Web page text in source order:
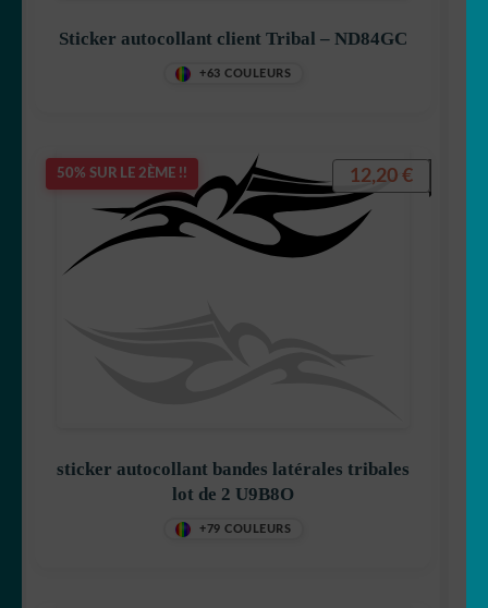
Sticker autocollant client Tribal – ND84GC
+63 COULEURS
50% SUR LE 2ÈME !!
sticker autocollant bandes latérales tribales
lot de 2 U9B8O
+79 COULEURS
12,20 €